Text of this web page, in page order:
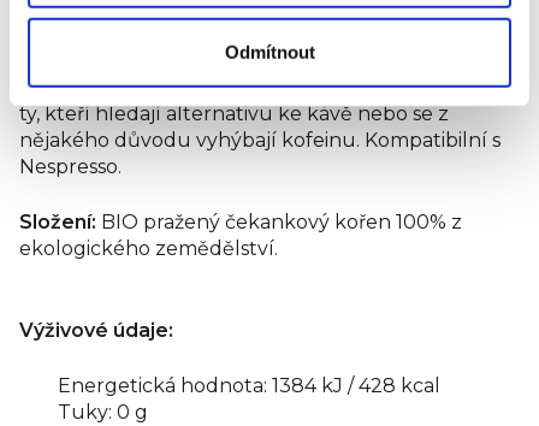
Odmítnout
čekanky. BEZ LEPKU. Jemně karamelizovaná chuť s
která prochází chemickou dekofeinizací, jsou
kapsle Melta přirozeně bez kofeinu. Ideální jsou pro
ty, kteří hledají alternativu ke kávě nebo se z
nějakého důvodu vyhýbají kofeinu. Kompatibilní s
Nespresso.
Složení: BIO pražený čekankový kořen 100% z
ekologického zemědělství.
Výživové údaje:
Energetická hodnota: 1384 kJ / 428 kcal
Tuky: 0 g